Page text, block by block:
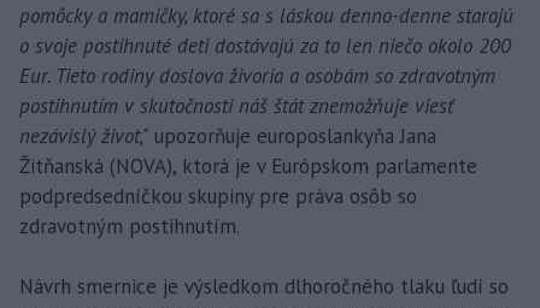
pomôcky a mamičky, ktoré sa s láskou denno-denne starajú
o svoje postihnuté deti dostávajú za to len niečo okolo 200
Eur. Tieto rodiny doslova živoria a osobám so zdravotným
postihnutím v skutočnosti náš štát znemožňuje viesť
nezávislý život," upozorňuje europoslankyňa Jana
Žitňanská (NOVA), ktorá je v Európskom parlamente
podpredsedníčkou skupiny pre práva osôb so
zdravotným postihnutím.
Návrh smernice je výsledkom dlhoročného tlaku ľudí so